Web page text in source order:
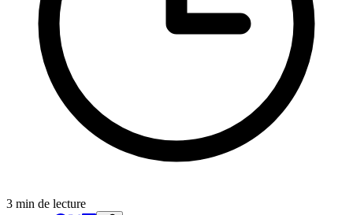
3 min de lecture